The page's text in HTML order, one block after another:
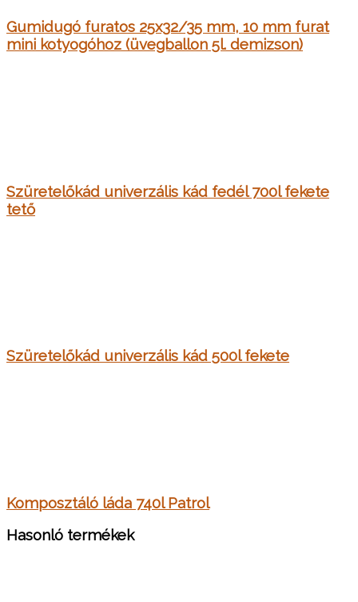
Gumidugó furatos 25x32/35 mm, 10 mm furat
mini kotyogóhoz (üvegballon 5l. demizson)
Szüretelőkád univerzális kád fedél 700l fekete
tető
Szüretelőkád univerzális kád 500l fekete
Komposztáló láda 740l Patrol
Hasonló termékek